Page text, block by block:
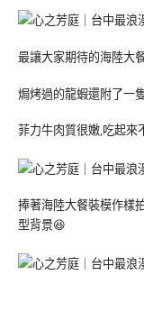
最讓大家期待的海陸大
焗烤過的龍蝦還附了一
菲力牛肉質很嫩,吃起來
捧著海陸大餐裝模作樣
型背景😆